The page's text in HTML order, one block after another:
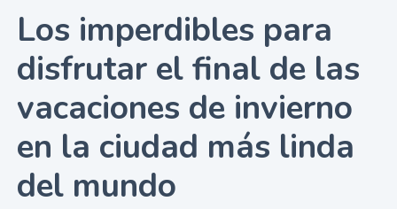
e
n
i
o
Los imperdibles para
disfrutar el final de las
vacaciones de invierno
en la ciudad más linda
del mundo